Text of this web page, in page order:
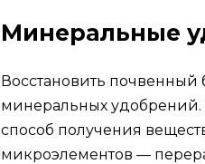
Минеральные
Восстановить
минеральных
способ получения
микроэлементов —